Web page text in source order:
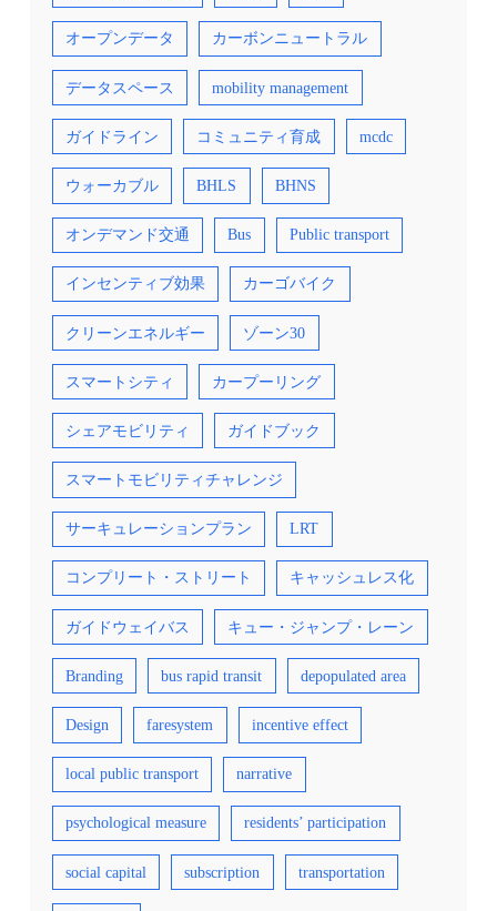
オープンデータ カーボンニュートラル
データスペース mobility management
ガイドライン コミュニティ育成 mcdc
ウォーカブル BHLS BHNS
オンデマンド交通 Bus Public transport
インセンティブ効果 カーゴバイク
クリーンエネルギー ゾーン30
スマートシティ カープーリング
シェアモビリティ ガイドブック
スマートモビリティチャレンジ
サーキュレーションプラン LRT
コンプリート・ストリート キャッシュレス化
ガイドウェイバス キュー・ジャンプ・レーン
Branding bus rapid transit depopulated area
Design faresystem incentive effect
local public transport narrative
psychological measure residents’ participation
social capital subscription transportation